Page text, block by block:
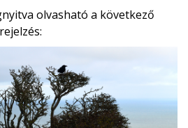
olvasható a következő